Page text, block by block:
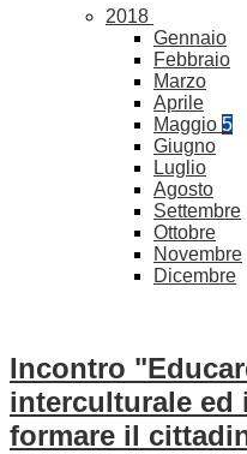
2018
Gennaio
Febbraio
Marzo
Aprile
Maggio 5
Giugno
Luglio
Agosto
Settembre
Ottobre
Novembre
Dicembre
Incontro
interculturale ed
formare il